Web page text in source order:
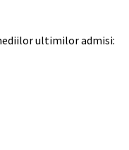
ultimilor admisi: